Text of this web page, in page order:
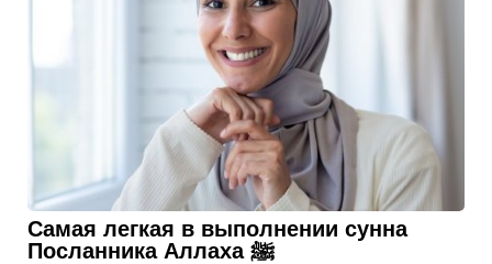
Самая легкая в выполнении сунна
Посланника Аллаха ﷺ